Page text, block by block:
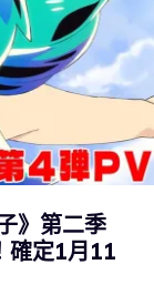
》第二季
確定1月11